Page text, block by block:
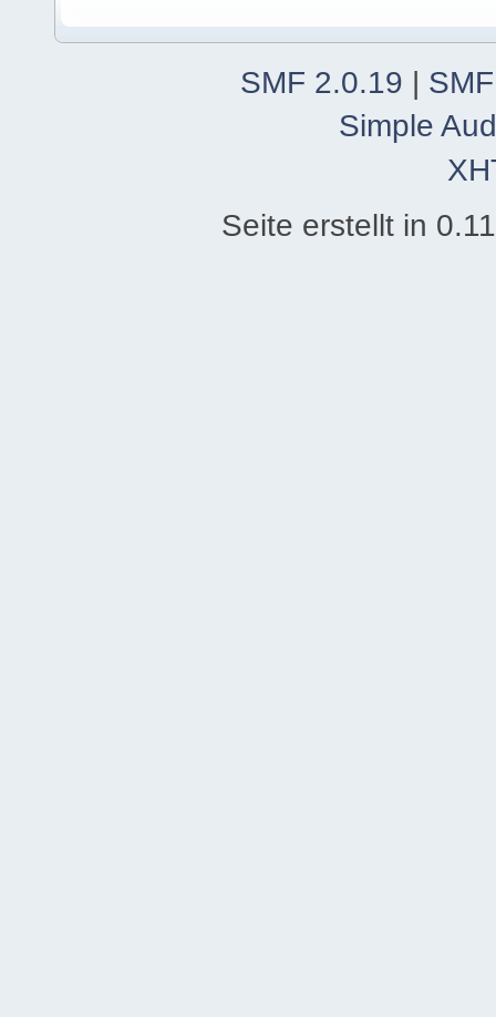
SMF 2.0.19 |
Simple
Seite erstellt in